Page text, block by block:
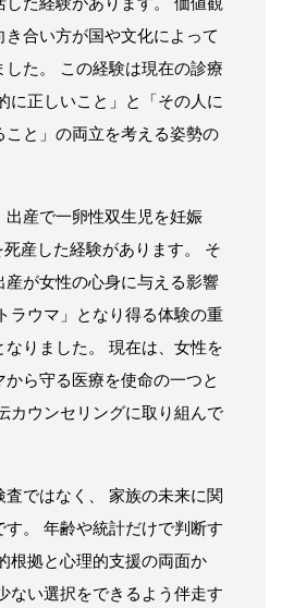
合い方が国や文化によって
た。 この経験は現在の診療
に正しいこと」と「その人に
こと」の両立を考える姿勢の
出産で一卵性双生児を妊娠
産した経験があります。 そ
が女性の心身に与える影響
ラウマ」となり得る体験の重
りました。 現在は、女性を
ら守る医療を使命の一つと
カウンセリングに取り組んで
ではなく、 家族の未来に関
。 年齢や統計だけで判断す
根拠と心理的支援の両面か
ない選択をできるよう伴走す